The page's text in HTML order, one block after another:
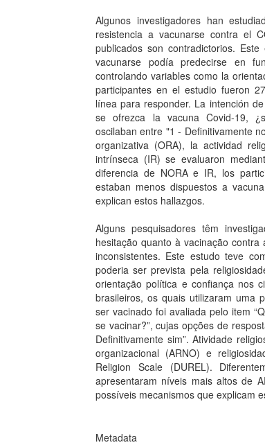
Algunos investigadores han
resistencia a vacunarse contra el
publicados son contradictorios.
vacunarse podía predecirse en
controlando variables como la
participantes en el estudio fueron
línea para responder. La intención
se ofrezca la vacuna Covid-19,
oscilaban entre "1 - Definitivamente
organizativa (ORA), la actividad
intrínseca (IR) se evaluaron
diferencia de NORA e IR, los
estaban menos dispuestos a
explican estos hallazgos.
Alguns pesquisadores têm
hesitação quanto à vacinação
inconsistentes. Este estudo teve
poderia ser prevista pela
orientação política e confiança nos
brasileiros, os quais utilizaram uma
ser vacinado foi avaliada pelo item
se vacinar?”, cujas opções de
Definitivamente sim”. Atividade
organizacional (ARNO) e
Religion Scale (DUREL).
apresentaram níveis mais altos de
possíveis mecanismos que explicam
Metadata